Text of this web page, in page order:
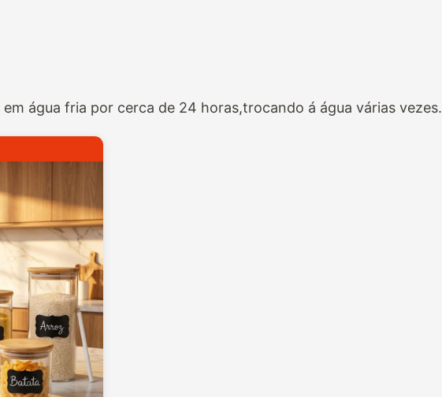
água fria por cerca de 24 horas,trocando á água várias vezes.